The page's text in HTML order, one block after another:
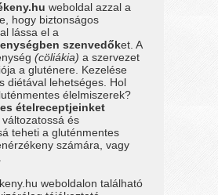
weboldal azzal a
hogy biztonságos
lássa el a
szenvedőket. A
(cöliákia) a szervezet
a gluténere. Kezelése
diétával lehetséges. Hol
élelmiszerek?
ételreceptjeinket
és
teheti a gluténmentes
számára, vagy
weboldalon található